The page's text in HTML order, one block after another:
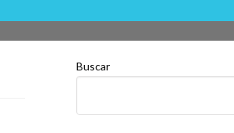
Buscar